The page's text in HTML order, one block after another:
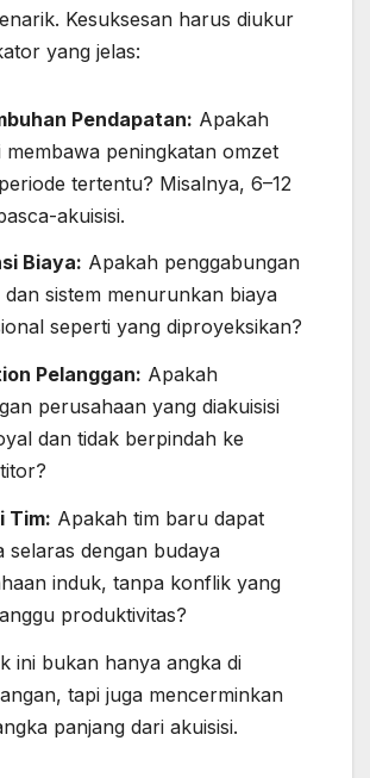
Kesuksesan harus diukur
yang jelas:
Pendapatan: Apakah
membawa peningkatan omzet
tertentu? Misalnya, 6–12
akuisisi.
Biaya: Apakah penggabungan
dan sistem menurunkan biaya
seperti yang diproyeksikan?
Pelanggan: Apakah
perusahaan yang diakuisisi
dan tidak berpindah ke
Tim: Apakah tim baru dapat
selaras dengan budaya
induk, tanpa konflik yang
produktivitas?
ini bukan hanya angka di
tapi juga mencerminkan
panjang dari akuisisi.